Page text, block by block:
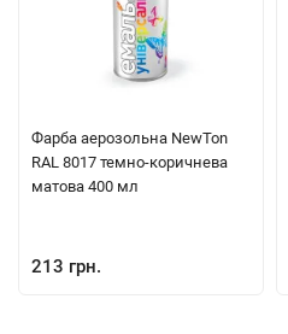
Фарба аерозольна NewTon
RAL 8017 темно-коричнева
матова 400 мл
213 грн.